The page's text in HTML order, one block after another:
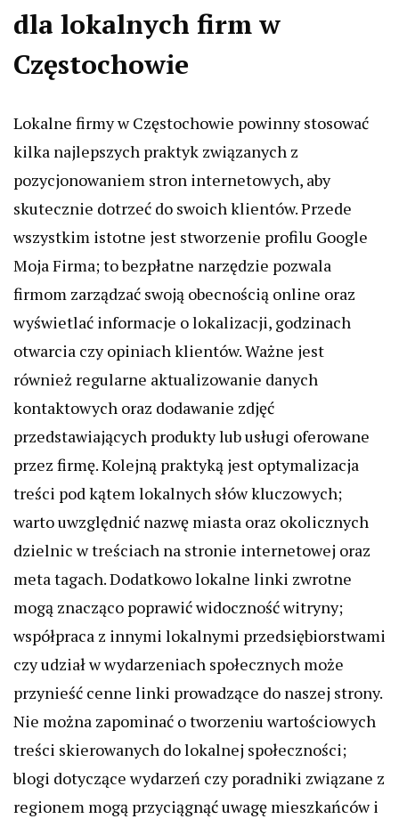
dla lokalnych firm w
Częstochowie
Lokalne firmy w Częstochowie powinny stosować
kilka najlepszych praktyk związanych z
pozycjonowaniem stron internetowych, aby
skutecznie dotrzeć do swoich klientów. Przede
wszystkim istotne jest stworzenie profilu Google
Moja Firma; to bezpłatne narzędzie pozwala
firmom zarządzać swoją obecnością online oraz
wyświetlać informacje o lokalizacji, godzinach
otwarcia czy opiniach klientów. Ważne jest
również regularne aktualizowanie danych
kontaktowych oraz dodawanie zdjęć
przedstawiających produkty lub usługi oferowane
przez firmę. Kolejną praktyką jest optymalizacja
treści pod kątem lokalnych słów kluczowych;
warto uwzględnić nazwę miasta oraz okolicznych
dzielnic w treściach na stronie internetowej oraz
meta tagach. Dodatkowo lokalne linki zwrotne
mogą znacząco poprawić widoczność witryny;
współpraca z innymi lokalnymi przedsiębiorstwami
czy udział w wydarzeniach społecznych może
przynieść cenne linki prowadzące do naszej strony.
Nie można zapominać o tworzeniu wartościowych
treści skierowanych do lokalnej społeczności;
blogi dotyczące wydarzeń czy poradniki związane z
regionem mogą przyciągnąć uwagę mieszkańców i